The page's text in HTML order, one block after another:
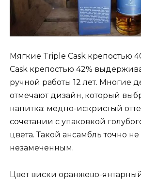
Мягкие Triple Cask крепостью
Cask крепостью 42%
ручной работы 12 лет. Многие
отмечают дизайн, который
напитка: медно-искристый
сочетании с упаковкой
цвета. Такой ансамбль точно не
незамеченным.
Цвет виски оранжево-